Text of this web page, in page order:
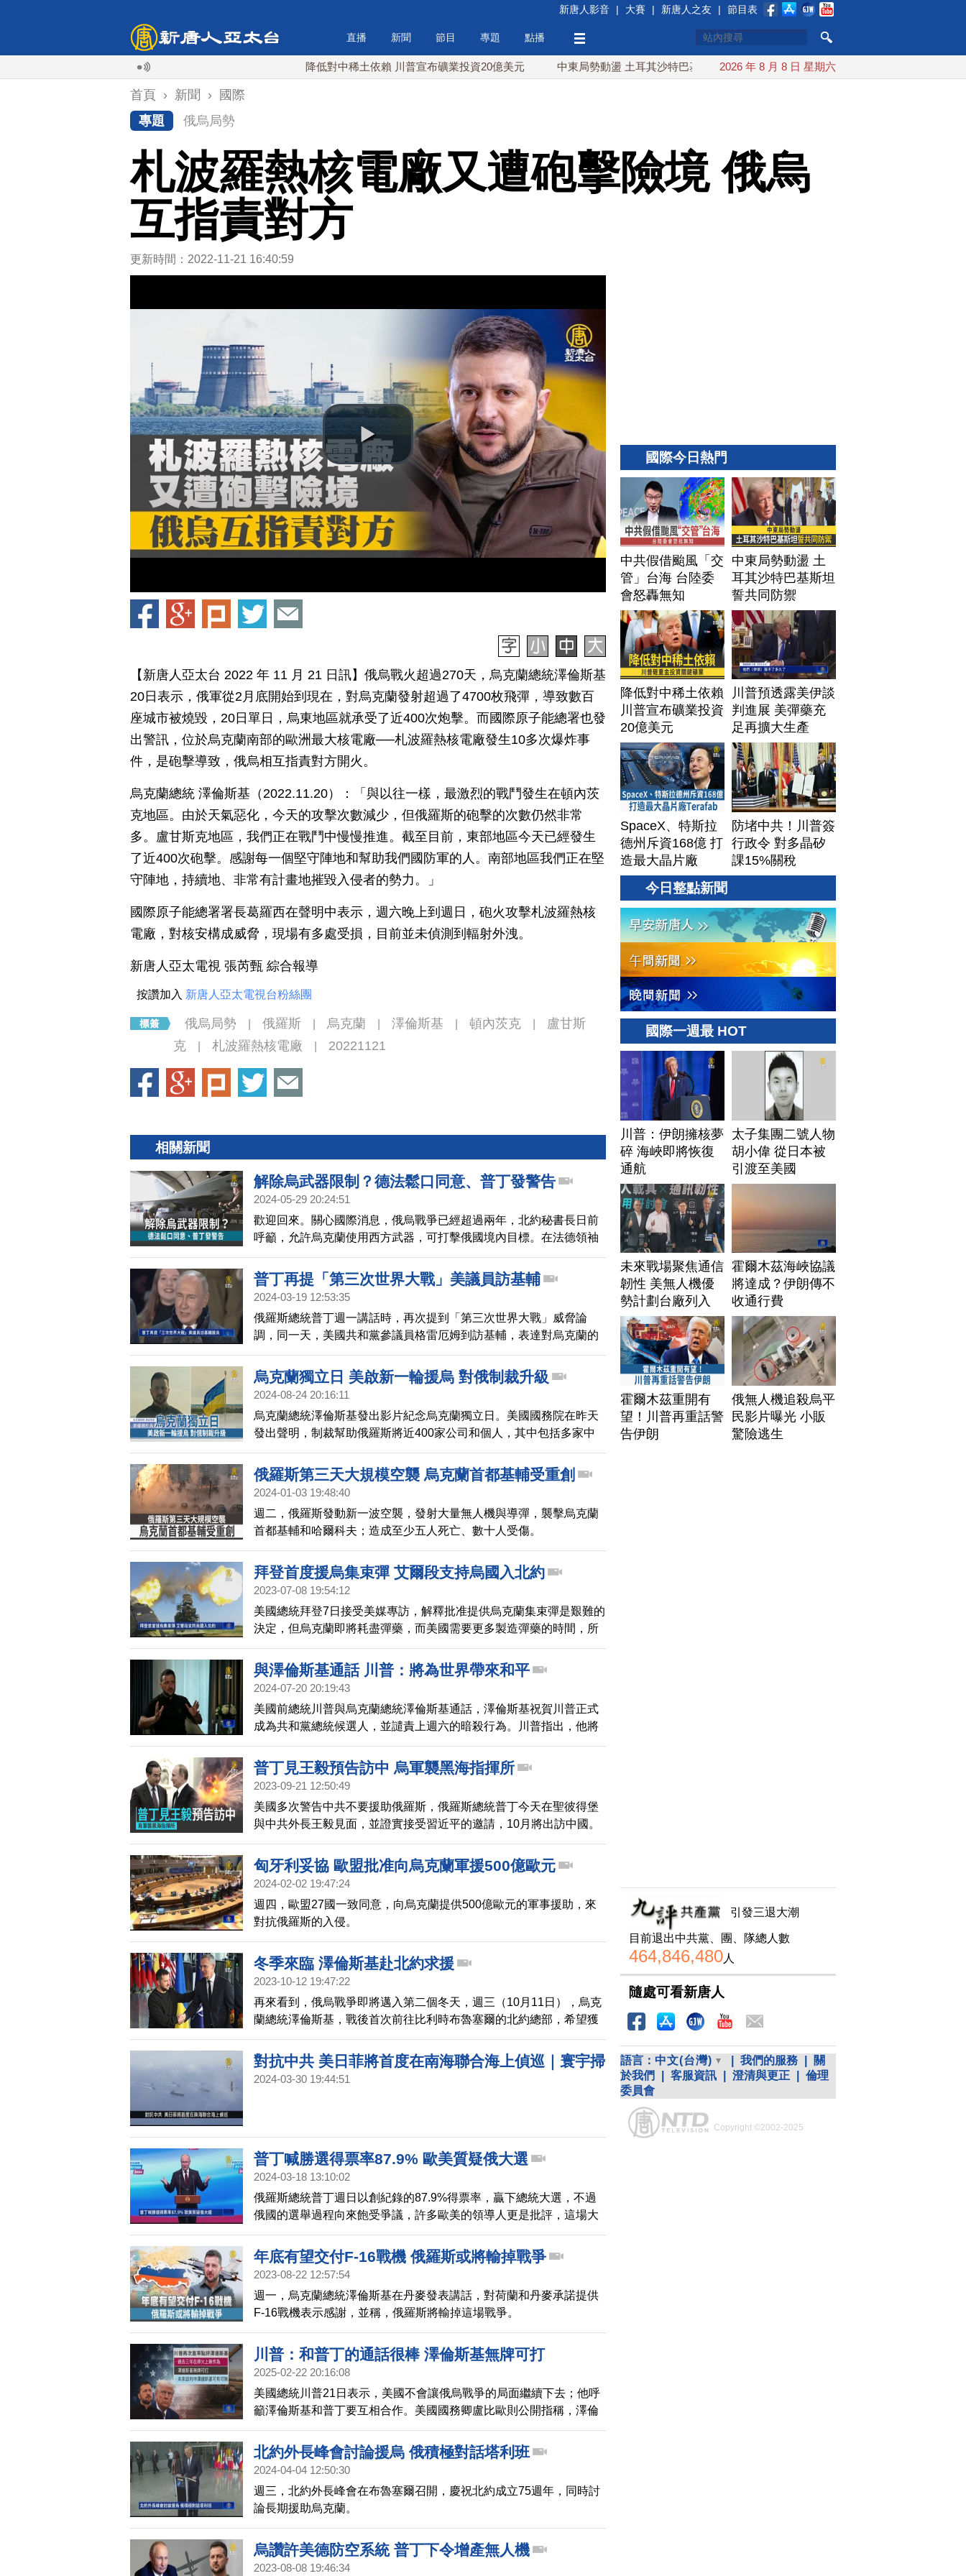
新唐人影音 | 大賽 | 新唐人之友 | 節目表
直播 新聞 節目 專題 點播
降低對中稀土依賴 川普宣布礦業投資20億美元 中東局勢動盪 土耳其沙特巴基斯坦誓共同防禦 漢光實兵濱海緊急出港打擊 賴總統勗勉國
2026 年 8 月 8 日 星期六
首頁 › 新聞 ›
國際
專題
俄烏局勢
札波羅熱核電廠又遭砲擊險境 俄烏
互指責對方
更新時間：2022-11-21 16:40:59
【新唐人亞太台 2022 年 11 月 21 日訊】俄烏戰火超過270天，烏克蘭總統澤倫斯基
20日表示，俄軍從2月底開始到現在，對烏克蘭發射超過了4700枚飛彈，導致數百
座城市被燒毀，20日單日，烏東地區就承受了近400次炮擊。而國際原子能總署也發
出警訊，位於烏克蘭南部的歐洲最大核電廠──札波羅熱核電廠發生10多次爆炸事
件，是砲擊導致，俄烏相互指責對方開火。
烏克蘭總統 澤倫斯基（2022.11.20）：「與以往一樣，最激烈的戰鬥發生在頓內茨
克地區。由於天氣惡化，今天的攻擊次數減少，但俄羅斯的砲擊的次數仍然非常
多。盧甘斯克地區，我們正在戰鬥中慢慢推進。截至目前，東部地區今天已經發生
了近400次砲擊。感謝每一個堅守陣地和幫助我們國防軍的人。南部地區我們正在堅
守陣地，持續地、非常有計畫地摧毀入侵者的勢力。」
國際原子能總署署長葛羅西在聲明中表示，週六晚上到週日，砲火攻擊札波羅熱核
電廠，對核安構成威脅，現場有多處受損，目前並未偵測到輻射外洩。
新唐人亞太電視 張芮甄 綜合報導
按讚加入 新唐人亞太電視台粉絲團
俄烏局勢 俄羅斯 烏克蘭 澤倫斯基 頓內茨克
盧甘斯
克
札波羅熱核電廠 20221121
相關新聞
解除烏武器限制？德法鬆口同意、普丁發警告
2024-05-29 20:24:51
歡迎回來。關心國際消息，俄烏戰爭已經超過兩年，北約秘書長日前
呼籲，允許烏克蘭使用西方武器，可打擊俄國境內目標。在法德領袖
峰會之後，馬克宏和蕭茲都表達了同意立場。不過，白宮對此仍不鼓
勵。俄羅斯總統普丁則是警告，此舉可能引發全球衝突。
普丁再提「第三次世界大戰」美議員訪基輔
2024-03-19 12:53:35
俄羅斯總統普丁週一講話時，再次提到「第三次世界大戰」威脅論
調，同一天，美國共和黨參議員格雷厄姆到訪基輔，表達對烏克蘭的
支持。
烏克蘭獨立日 美啟新一輪援烏 對俄制裁升級
2024-08-24 20:16:11
烏克蘭總統澤倫斯基發出影片紀念烏克蘭獨立日。美國國務院在昨天
發出聲明，制裁幫助俄羅斯將近400家公司和個人，其中包括多家中
國公司。美國總統拜登也和澤倫斯基通話，並宣布再援助1億2500萬
美元的武器和彈藥。
俄羅斯第三天大規模空襲 烏克蘭首都基輔受重創
2024-01-03 19:48:40
週二，俄羅斯發動新一波空襲，發射大量無人機與導彈，襲擊烏克蘭
首都基輔和哈爾科夫；造成至少五人死亡、數十人受傷。
拜登首度援烏集束彈 艾爾段支持烏國入北約
2023-07-08 19:54:12
美國總統拜登7日接受美媒專訪，解釋批准提供烏克蘭集束彈是艱難的
決定，但烏克蘭即將耗盡彈藥，而美國需要更多製造彈藥的時間，所
以這只是暫時性的措施。另外拜登表示烏克蘭加入北約「言之過
早」，不過，土耳其總統艾爾段與澤倫斯基會面時則是公開支持烏克
蘭加入北約。
與澤倫斯基通話 川普：將為世界帶來和平
2024-07-20 20:19:43
美國前總統川普與烏克蘭總統澤倫斯基通話，澤倫斯基祝賀川普正式
成為共和黨總統候選人，並譴責上週六的暗殺行為。川普指出，他將
為世界帶來和平。澤倫斯基則表示，雙方同意在個人會議中討論，採
取哪些步驟可以得到公正以及持久的和平。
普丁見王毅預告訪中 烏軍襲黑海指揮所
2023-09-21 12:50:49
美國多次警告中共不要援助俄羅斯，俄羅斯總統普丁今天在聖彼得堡
與中共外長王毅見面，並證實接受習近平的邀請，10月將出訪中國。
匈牙利妥協 歐盟批准向烏克蘭軍援500億歐元
2024-02-02 19:47:24
週四，歐盟27國一致同意，向烏克蘭提供500億歐元的軍事援助，來
對抗俄羅斯的入侵。
冬季來臨 澤倫斯基赴北約求援
2023-10-12 19:47:22
再來看到，俄烏戰爭即將邁入第二個冬天，週三（10月11日），烏克
蘭總統澤倫斯基，戰後首次前往比利時布魯塞爾的北約總部，希望獲
得更多軍事援助，抵禦俄羅斯的入侵。
對抗中共 美日菲將首度在南海聯合海上偵巡｜寰宇掃
描
2024-03-30 19:44:51
普丁喊勝選得票率87.9% 歐美質疑俄大選
2024-03-18 13:10:02
俄羅斯總統普丁週日以創紀錄的87.9%得票率，贏下總統大選，不過
俄國的選舉過程向來飽受爭議，許多歐美的領導人更是批評，這場大
選既不自由也不公平。
年底有望交付F-16戰機 俄羅斯或將輸掉戰爭
2023-08-22 12:57:54
週一，烏克蘭總統澤倫斯基在丹麥發表講話，對荷蘭和丹麥承諾提供
F-16戰機表示感謝，並稱，俄羅斯將輸掉這場戰爭。
川普：和普丁的通話很棒 澤倫斯基無牌可打
2025-02-22 20:16:08
美國總統川普21日表示，美國不會讓俄烏戰爭的局面繼續下去；他呼
籲澤倫斯基和普丁要互相合作。美國國務卿盧比歐則公開指稱，澤倫
斯基態度反覆，這是在欺騙美國。
北約外長峰會討論援烏 俄積極對話塔利班
2024-04-04 12:50:30
週三，北約外長峰會在布魯塞爾召開，慶祝北約成立75週年，同時討
論長期援助烏克蘭。
烏讚許美德防空系統 普丁下令增產無人機
2023-08-08 19:46:34
國際今日熱門
中共假借颱風「交
管」台海 台陸委
會怒轟無知
中東局勢動盪 土
耳其沙特巴基斯坦
誓共同防禦
降低對中稀土依賴
川普宣布礦業投資
20億美元
川普預透露美伊談
判進展 美彈藥充
足再擴大生產
SpaceX、特斯拉
德州斥資168億 打
造最大晶片廠
Terafab
防堵中共！川普簽
行政令 對多晶矽
課15%關稅
今日整點新聞
國際一週最 HOT
川普：伊朗擁核夢
碎 海峽即將恢復
通航
太子集團二號人物
胡小偉 從日本被
引渡至美國
未來戰場聚焦通信
韌性 美無人機優
勢計劃台廠列入
霍爾木茲海峽協議
將達成？伊朗傳不
收通行費
霍爾木茲重開有
望！川普再重話警
告伊朗
俄無人機追殺烏平
民影片曝光 小販
驚險逃生
引發三退大潮
目前退出中共黨、團、隊總人數
464,846,480人
隨處可看新唐人
語言： 中文(台灣) 我們的服務
關
於我們
客服資訊 澄清與更正
倫理
委員會
Copyright ©2002-2025